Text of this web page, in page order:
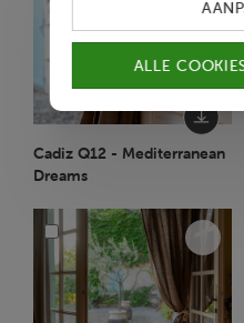
Cadiz Q12 - Mediterranean
Dreams
ALLE